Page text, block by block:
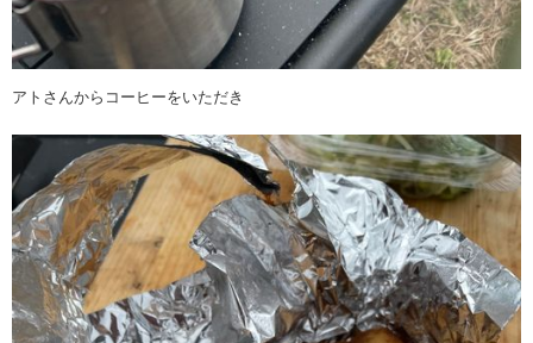
アトさんからコーヒーをいただき